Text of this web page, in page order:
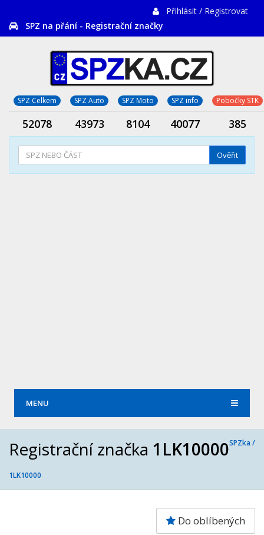
Přihlásit / Registrovat
SPZ na přání - Registrační značky
SPZ Celkem SPZ Auto SPZ Moto SPZ info Pobočky STK
52078 43973 8104 40077 385
Ověřit
MENU
Registrační značka 1LK10000SPZka /
1LK10000
Do oblíbených